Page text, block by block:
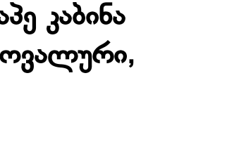
კაბინა
ოვალური,